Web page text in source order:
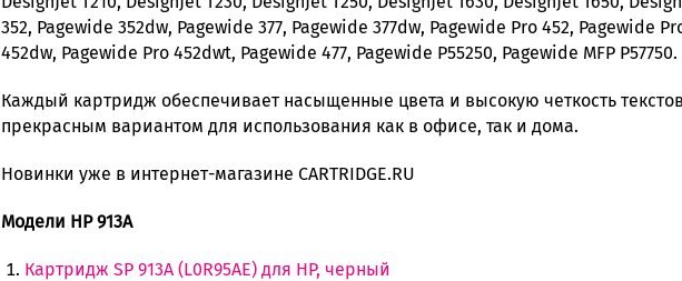
352, Pagewide 352dw, Pagewide 377, Pagewide 377dw, Pagewide Pro 452, Pagewide
452dw, Pagewide Pro 452dwt, Pagewide 477, Pagewide P55250, Pagewide MFP P57750.
Каждый картридж обеспечивает насыщенные цвета и высокую четкость
прекрасным вариантом для использования как в офисе, так и дома.
Новинки уже в интернет-магазине CARTRIDGE.RU
Модели HP 913A
Картридж SP 913A (L0R95AE) для HP, черный